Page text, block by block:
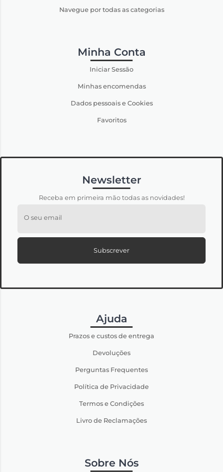
Navegue por todas as categorias
Minha Conta
Iniciar Sessão
Minhas encomendas
Dados pessoais e Cookies
Favoritos
Newsletter
Receba em primeira mão todas as novidades!
O seu email
Subscrever
Ajuda
Prazos e custos de entrega
Devoluções
Perguntas Frequentes
Política de Privacidade
Termos e Condições
Livro de Reclamações
Sobre Nós